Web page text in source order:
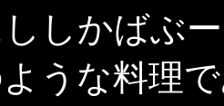
しかばぶ
うな料理